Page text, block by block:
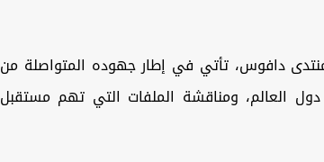
دافوس، تأتي في إطار جهوده المتواصلة من
العالم، ومناقشة الملفات التي تهم مستقبل